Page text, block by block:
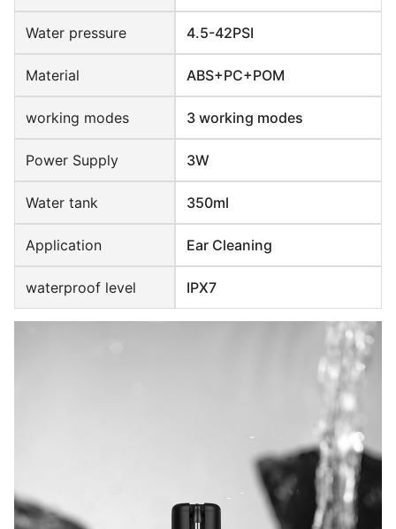
Water pressure 4.5-42PSI
Material ABS+PC+POM
working modes 3 working modes
Power Supply 3W
Water tank 350ml
Application Ear Cleaning
waterproof level IPX7